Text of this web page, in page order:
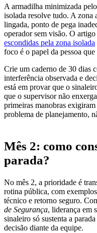
A armadilha minimizada
isolada resolve tudo. A zona
lingada, ponto de pega
operador sem visão. O artigo
escondidas pela zona isolada
foco é o papel da pessoa
Crie um caderno de 30 dias
interferência observada e
está em provar que o
que o supervisor não
primeiras manobras
problema de planejamento,
Mês 2: como
parada?
No mês 2, a prioridade é
rotina pública, com
técnico e retorno seguro.
de Segurança, liderança em
sinaleiro só sustenta a
decisão diante da equipe.